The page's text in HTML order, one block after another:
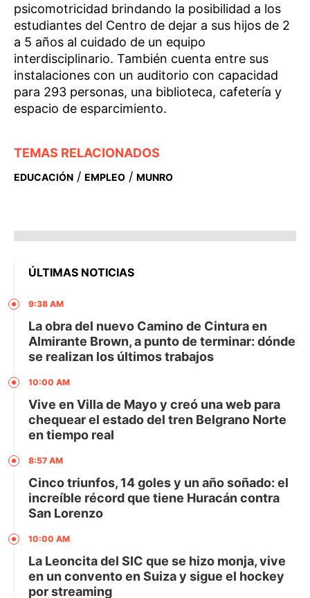
psicomotricidad brindando la posibilidad a los
estudiantes del Centro de dejar a sus hijos de 2
a 5 años al cuidado de un equipo
interdisciplinario. También cuenta entre sus
instalaciones con un auditorio con capacidad
para 293 personas, una biblioteca, cafetería y
espacio de esparcimiento.
TEMAS RELACIONADOS
EDUCACIÓN / EMPLEO / MUNRO
ÚLTIMAS NOTICIAS
9:38 AM
La obra del nuevo Camino de Cintura en
Almirante Brown, a punto de terminar: dónde
se realizan los últimos trabajos
10:00 AM
Vive en Villa de Mayo y creó una web para
chequear el estado del tren Belgrano Norte
en tiempo real
8:57 AM
Cinco triunfos, 14 goles y un año soñado: el
increíble récord que tiene Huracán contra
San Lorenzo
10:00 AM
La Leoncita del SIC que se hizo monja, vive
en un convento en Suiza y sigue el hockey
por streaming